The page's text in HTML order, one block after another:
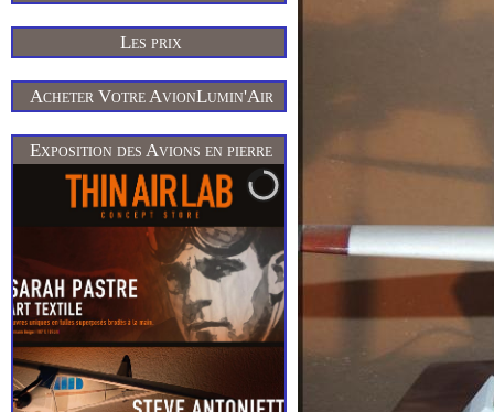
Les prix
Acheter Votre AvionLumin'Air
Exposition des Avions en pierre